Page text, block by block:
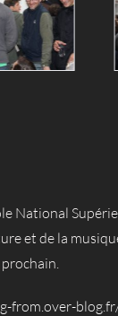
National
et de la
from.over-